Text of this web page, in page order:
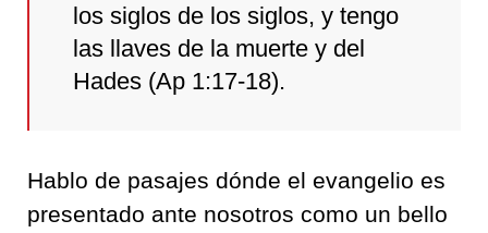
los siglos de los siglos, y tengo
las llaves de la muerte y del
Hades (Ap 1:17-18).
Hablo de pasajes dónde el evangelio es
presentado ante nosotros como un bello